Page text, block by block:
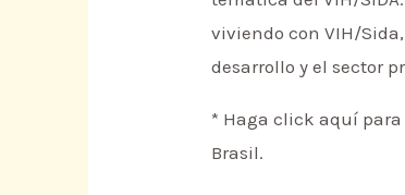
viviendo con VIH/
desarrollo y el sector
* Haga click aquí
Brasil.